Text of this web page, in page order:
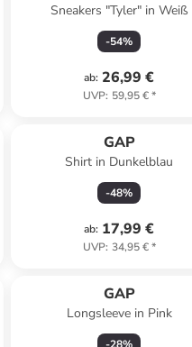
Sneakers "Tyler" in Weiß
-54%
ab: 26,99 €
UVP: 59,95 €*
GAP
Shirt in Dunkelblau
-48%
ab: 17,99 €
UVP: 34,95 €*
GAP
Longsleeve in Pink